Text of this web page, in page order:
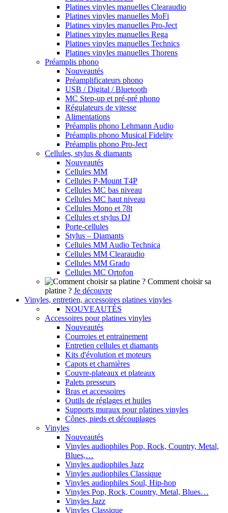
Platines vinyles manuelles Clearaudio
Platines vinyles manuelles MoFi
Platines vinyles manuelles Pro-Ject
Platines vinyles manuelles Rega
Platines vinyles manuelles Technics
Platines vinyles manuelles Thorens
Préamplis phono
Nouveautés
Préamplificateurs phono
USB / Digital / Bluetooth
MC Step-up et pré-pré phono
Régulateurs de vitesse
Alimentations
Préamplis phono Lehmann Audio
Préamplis phono Musical Fidelity
Préamplis phono Pro-Ject
Cellules, stylus & diamants
Nouveautés
Cellules MM
Cellules P-Mount T4P
Cellules MC bas niveau
Cellules MC haut niveau
Cellules Mono et 78t
Cellules et stylus DJ
Porte-cellules
Stylus – Diamants
Cellules MM Audio Technica
Cellules MM Clearaudio
Cellules MM Grado
Cellules MC Ortofon
Comment choisir sa
platine ? Je découvre
Vinyles, entretien, accessoires platines vinyles
NOUVEAUTÉS
Accessoires pour platines vinyles
Nouveautés
Courroies et entrainement
Entretien cellules et diamants
Kits d'évolution et moteurs
Capots et charnières
Couvre-plateaux et plateaux
Palets presseurs
Bras et accessoires
Outils de réglages et huiles
Supports muraux pour platines vinyles
Cônes, pieds et découplages
Vinyles
Nouveautés
Vinyles audiophiles Pop, Rock, Country, Metal,
Blues,…
Vinyles audiophiles Jazz
Vinyles audiophiles Classique
Vinyles audiophiles Soul, Hip-hop
Vinyles Pop, Rock, Country, Metal, Blues…
Vinyles Jazz
Vinyles Classique